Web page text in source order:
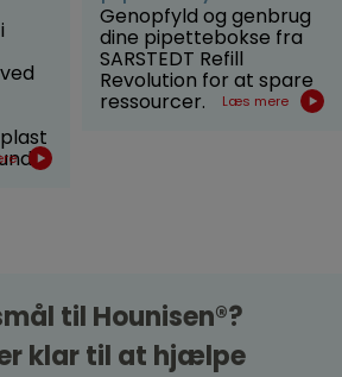
Genopfyld og genbrug
dine pipettebokse fra
SARSTEDT Refill
Revolution for at spare
ressourcer. Læs mere
til Hounisen®?
klar til at hjælpe